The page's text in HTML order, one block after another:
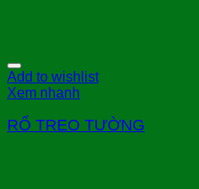
Add to wishlist
Xem nhanh
RỔ TREO TƯỜNG